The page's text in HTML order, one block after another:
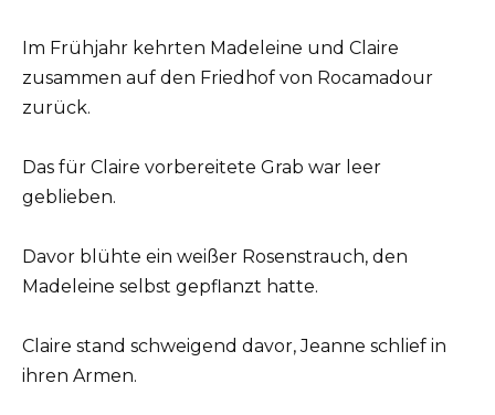
Im Frühjahr kehrten Madeleine und Claire
zusammen auf den Friedhof von Rocamadour
zurück.
Das für Claire vorbereitete Grab war leer
geblieben.
Davor blühte ein weißer Rosenstrauch, den
Madeleine selbst gepflanzt hatte.
Claire stand schweigend davor, Jeanne schlief in
ihren Armen.